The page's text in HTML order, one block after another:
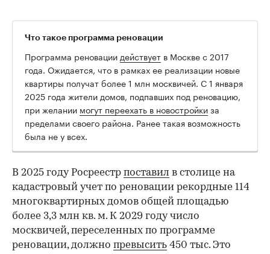
Что такое программа реновации
Программа реновации действует в Москве с 2017
года. Ожидается, что в рамках ее реализации новые
квартиры получат более 1 млн москвичей. C 1 января
2025 года жители домов, подпавших под реновацию,
при желании могут переехать в новостройкиза
пределами своего района. Ранее такая возможность
была не у всех.
В 2025 году Росреестр поставил в столице на
кадастровый учет по реновации рекордные 114
многоквартирных домов общей площадью
более 3,3 млн кв. м. К 2029 году число
москвичей, переселенных по программе
реновации, должно превысить 450 тыс. Это